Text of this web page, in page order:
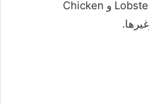
Linguini Vongole و Lobster Fra Diavola و Chicken